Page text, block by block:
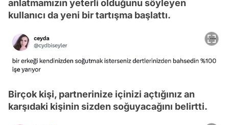
anlatmamızın yeterli olduğunu söyleyen
kullanıcı da yeni bir tartışma başlattı.
Birçok kişi, partnerinize içinizi açtığınız an
karşıdaki kişinin sizden soğuyacağını belirtti.